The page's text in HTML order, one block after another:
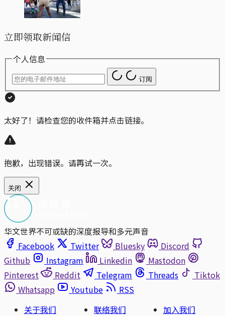
立即领取新闻信
个人信息
订阅
太好了！请检查您的收件箱并点击链接。
抱歉，出现错误。请再试一次。
关闭
华文世界不可或缺的深度报导和多元声音
Facebook
Twitter Bluesky
Discord
Github
Instagram Linkedin
Mastodon
Pinterest
Reddit Telegram Threads
Tiktok
Whatsapp
Youtube
RSS
关于我们
联络我们
加入我们